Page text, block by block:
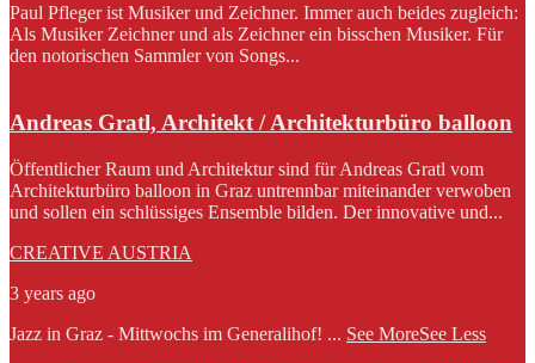
Paul Pfleger ist Musiker und Zeichner. Immer auch beides zugleich:
Als Musiker Zeichner und als Zeichner ein bisschen Musiker. Für
den notorischen Sammler von Songs...
Andreas Gratl, Architekt / Architekturbüro balloon
Öffentlicher Raum und Architektur sind für Andreas Gratl vom
Architekturbüro balloon in Graz untrennbar miteinander verwoben
und sollen ein schlüssiges Ensemble bilden. Der innovative und...
CREATIVE AUSTRIA
3 years ago
Jazz in Graz - Mittwochs im Generalihof! ... See MoreSee Less